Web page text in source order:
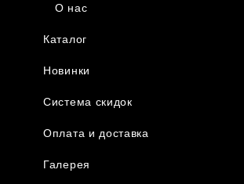
О нас
Каталог
Новинки
Система скидок
Оплата и доставка
Галерея